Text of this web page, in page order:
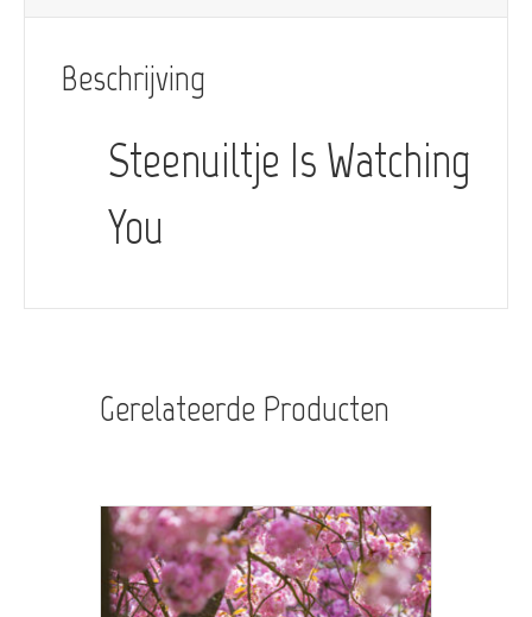
Beschrijving
Steenuiltje Is Watching
You
Gerelateerde Producten